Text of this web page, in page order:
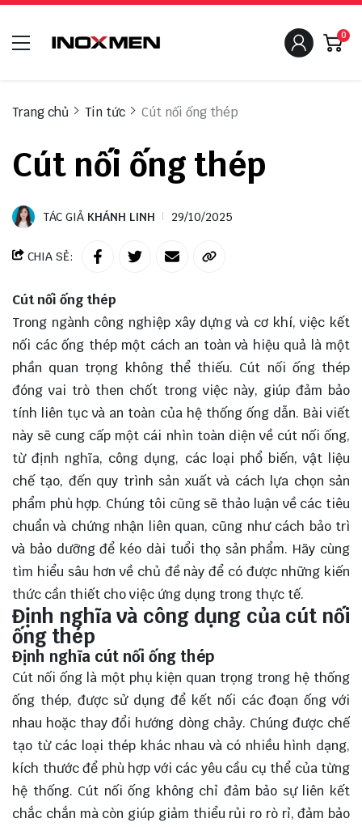
0
Trang chủ Tin tức Cút nối ống thép
Cút nối ống thép
TÁC GIẢ KHÁNH LINH 29/10/2025
CHIA SẺ:
Cút nối ống thép
Trong ngành công nghiệp xây dựng và cơ khí, việc kết
nối các ống thép một cách an toàn và hiệu quả là một
phần quan trọng không thể thiếu. Cút nối ống thép
đóng vai trò then chốt trong việc này, giúp đảm bảo
tính liên tục và an toàn của hệ thống ống dẫn. Bài viết
này sẽ cung cấp một cái nhìn toàn diện về cút nối ống,
từ định nghĩa, công dụng, các loại phổ biến, vật liệu
chế tạo, đến quy trình sản xuất và cách lựa chọn sản
phẩm phù hợp. Chúng tôi cũng sẽ thảo luận về các tiêu
chuẩn và chứng nhận liên quan, cũng như cách bảo trì
và bảo dưỡng để kéo dài tuổi thọ sản phẩm. Hãy cùng
tìm hiểusâu hơn về chủ đề này để có được những kiến
thức cần thiết cho việc ứng dụng trong thực tế.
Định nghĩa và công dụng của cút nối
ống thép
Định nghĩa cút nối ống thép
Cút nối ống là một phụ kiện quan trọng trong hệ thống
ống thép, được sử dụng để kết nối các đoạn ống với
nhau hoặc thay đổi hướng dòng chảy. Chúng được chế
tạo từ các loại thép khác nhau và có nhiều hình dạng,
kích thước để phù hợp với các yêu cầu cụ thể của từng
hệ thống. Cút nối ống không chỉ đảm bảo sự liên kết
chắc chắn mà còn giúp giảm thiểu rủi ro rò rỉ, đảm bảo